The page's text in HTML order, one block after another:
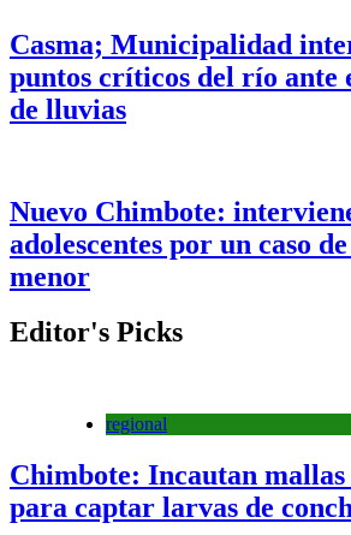
Casma; Municipalidad
puntos críticos del río ante
de lluvias
Nuevo Chimbote:
adolescentes por un caso
menor
Editor's Picks
regional
Chimbote: Incautan
para captar larvas de